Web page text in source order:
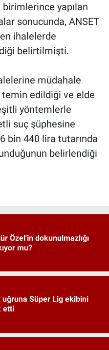
yapılan
sonucunda, ANSET
ihalelerde
belirtilmişti.
müdahale
edildiği ve elde
yöntemlerle
suç şüphesine
bin 440 lira tutarında
belirlendiği
Özel'in dokunulmazlığı
mu?
uğruna Süper Lig ekibini
etti